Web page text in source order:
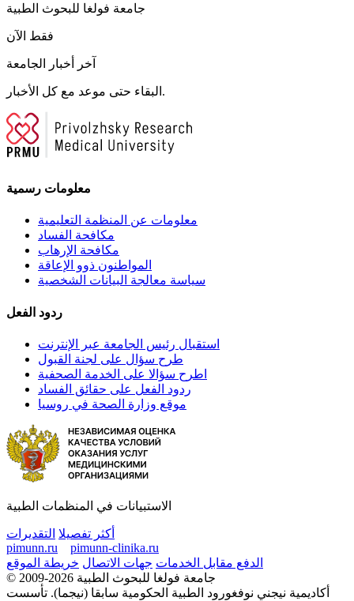
جامعة فولغا للبحوث الطبية
فقط الآن
آخر أخبار الجامعة
البقاء حتى موعد مع كل الأخبار.
معلومات رسمية
معلومات عن المنظمة التعليمية
مكافحة الفساد
مكافحة الإرهاب
المواطنون ذوو الإعاقة
سياسة معالجة البيانات الشخصية
ردود الفعل
استقبال رئيس الجامعة عبر الإنترنت
طرح سؤال على لجنة القبول
اطرح سؤالا على الخدمة الصحفية
ردود الفعل على حقائق الفساد
موقع وزارة الصحة في روسيا
الاستبيانات في المنظمات الطبية
أكثر تفصيلا التقديرات
pimunn.ru
pimunn-clinika.ru
الدفع مقابل الخدمات جهات الاتصال خريطة الموقع
© 2009-2026 جامعة فولغا للبحوث الطبية
أكاديمية نيجني نوفغورود الطبية الحكومية سابقا (نيجما). تأسست